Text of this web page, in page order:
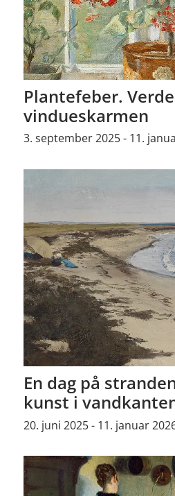
Plantefeber.
vindueskarmen
3. september 2025 - 11.
En dag på
kunst i
20. juni 2025 - 11. januar